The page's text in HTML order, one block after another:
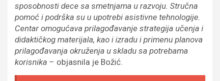
sposobnosti dece sa smetnjama u razvoju. Stručna
pomoć i podrška su u upotrebi asistivne tehnologije.
Centar omogućava prilagođavanje strategija učenja i
didaktičkog materijala, kao i izradu i primenu planova
prilagođavanja okruženja u skladu sa potrebama
korisnika – objasnila je Božić.